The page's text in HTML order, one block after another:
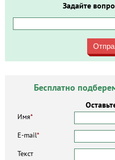
Задайте
Бесплатно
Имя*
E-mail*
Текст